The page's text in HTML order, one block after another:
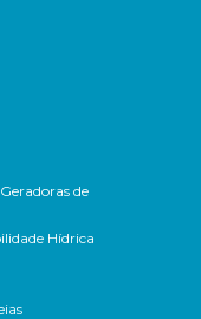
de
Hídrica